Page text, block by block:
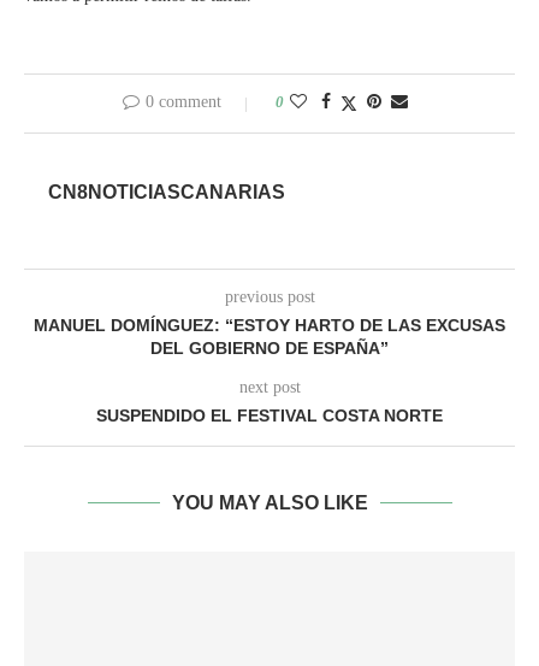
0 comment 0
CN8NOTICIASCANARIAS
previous post
MANUEL DOMÍNGUEZ: “ESTOY HARTO DE LAS EXCUSAS
DEL GOBIERNO DE ESPAÑA”
next post
SUSPENDIDO EL FESTIVAL COSTA NORTE
YOU MAY ALSO LIKE